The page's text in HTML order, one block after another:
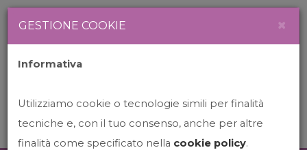
GESTIONE COOKIE ×
Informativa
Utilizziamo cookie o tecnologie simili per finalità
tecniche e, con il tuo consenso, anche per altre
finalità come specificato nella cookie policy.